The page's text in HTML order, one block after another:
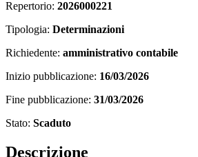
Repertorio: 2026000221
Tipologia: Determinazioni
Richiedente: amministrativo contabile
Inizio pubblicazione: 16/03/2026
Fine pubblicazione: 31/03/2026
Stato: Scaduto
Descrizione